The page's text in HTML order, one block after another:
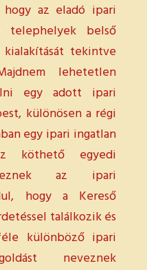
az eladó ipari
telephelyek belső
tekintve
lehetetlen
egy adott ipari
különösen a régi
egy ipari ingatlan
köthető egyedi
az ipari
hogy a Kereső
találkozik és
különböző ipari
neveznek